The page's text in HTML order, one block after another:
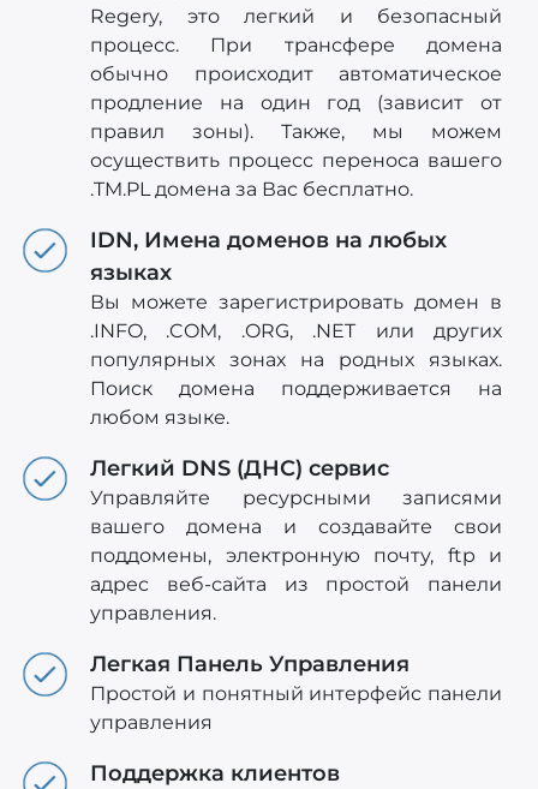
Regery, это легкий и безопасный
процесс. При трансфере домена
обычно происходит автоматическое
продление на один год (зависит от
правил зоны). Также, мы можем
осуществить процесс переноса вашего
.TM.PL домена за Вас бесплатно.
IDN, Имена доменов на любых
языках
Вы можете зарегистрировать домен в
.INFO, .COM, .ORG, .NET или других
популярных зонах на родных языках.
Поиск домена поддерживается на
любом языке.
Легкий DNS (ДНС) сервис
Управляйте ресурсными записями
вашего домена и создавайте свои
поддомены, электронную почту, ftp и
адрес веб-сайта из простой панели
управления.
Легкая Панель Управления
Простой и понятный интерфейс панели
управления
Поддержка клиентов